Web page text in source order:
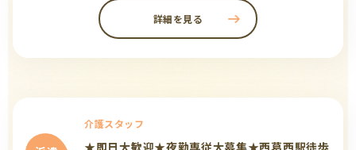
詳細を見る
介護スタッフ
★即日大歓迎★夜勤専従大募集★西葛西駅徒歩